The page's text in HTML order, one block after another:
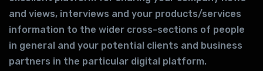
and views, interviews and your products/services
information to the wider cross-sections of people
in general and your potential clients and business
partners in the particular digital platform.